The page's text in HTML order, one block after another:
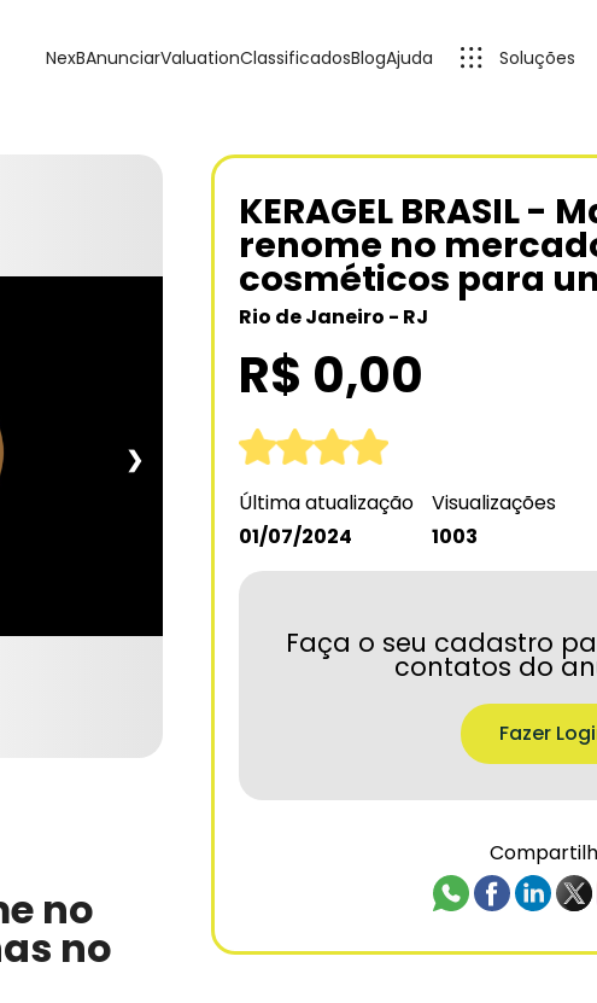
NexBAnunciarValuationClassificadosBlogAjuda Soluções
❯
KERAGEL BRASIL -
renome no
cosméticos para
Rio de Janeiro - RJ
R$ 0,00
Última atualização
01/07/2024
Visualizações
1003
Faça o seu cadastro
contatos do
Fazer
no
no